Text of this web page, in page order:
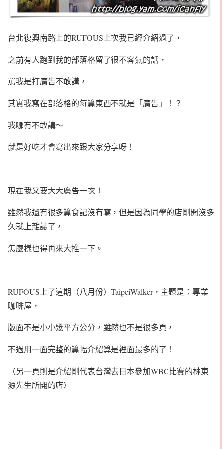
台北復興南路上的RUFOUS上次我已經介紹過了，
之前有人跑到我的部落格留了很不客氣的話，
罵我是打廣告不敢講，
其實我寫在部落格的每篇東西不就是「廣告」！？
我哪有不敢講～
就是好吃才會寫出來跟大家分享呀！
現在我又要大大廣告一次！
雖然我還有很多篇食記沒有寫，但是因為同學的店剛開沒多
久就上雜誌了，
怎麼樣也得再來大推一下。
RUFOUS上了這期（八月份）TaipeiWalker，主題是：專業
咖啡屋，
版面不是小小幾平方公分，雖然也不是很多頁，
不過用一面完整的篇幅介紹算是裡面最多的了！
（另一頁則是介紹剛代表台灣去日本參加WBC比賽的林東
源先生所開的店）